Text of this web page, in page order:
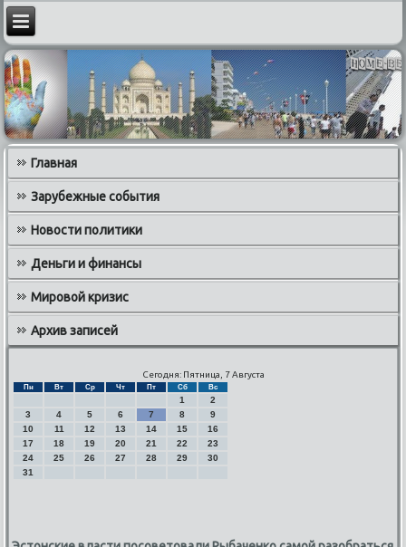
Главная
Зарубежные события
Новости политики
Деньги и финансы
Мировой кризис
Архив записей
Сегодня: Пятница, 7 Августа
Пн Вт Ср Чт Пт Сб Вс
1
2
3
4 5 6 7 8
9
10
11 12 13 14 15
16
17
18 19 20 21 22
23
24
25 26 27 28 29
30
31